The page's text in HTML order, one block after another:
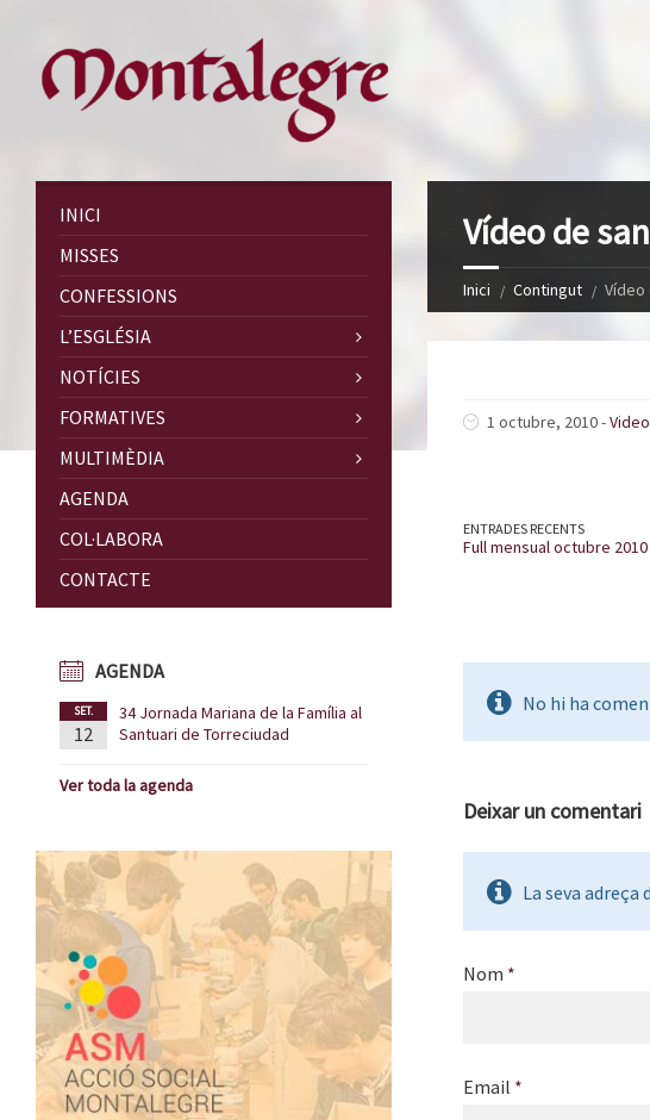
Vídeo de
Inici Contingut Vídeo
1 octubre, 2010 -
ENTRADES RECENTS
Full mensual octubre 2010
No hi ha
Deixar un comentari
La seva adreça
Nom *
Email *
INICI
MISSES
CONFESSIONS
L’ESGLÉSIA
NOTÍCIES
FORMATIVES
MULTIMÈDIA
AGENDA
COL·LABORA
CONTACTE
AGENDA
SET.
12
34 Jornada Mariana de la Família al
Santuari de Torreciudad
Ver toda la agenda